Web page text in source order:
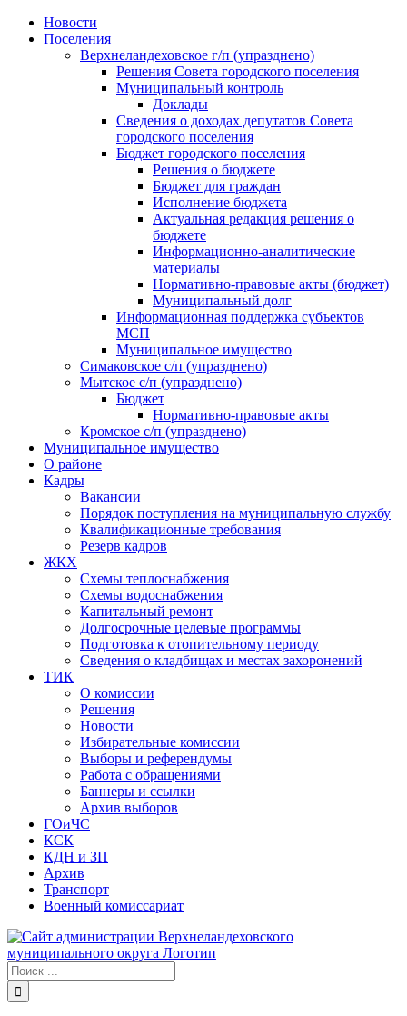
Skip
Новости
Поселения
Верхнеландеховское г/п (упразднено)
Решения Совета городского поселения
Муниципальный контроль
Доклады
Сведения о доходах депутатов Совета
городского поселения
Бюджет городского поселения
Решения о бюджете
Бюджет для граждан
Исполнение бюджета
Актуальная редакция решения о
бюджете
Информационно-аналитические
материалы
Нормативно-правовые акты (бюджет)
Муниципальный долг
Информационная поддержка субъектов
МСП
Муниципальное имущество
Симаковское с/п (упразднено)
Мытское с/п (упразднено)
Бюджет
Нормативно-правовые акты
Кромское с/п (упразднено)
Муниципальное имущество
О районе
Кадры
Вакансии
Порядок поступления на муниципальную службу
Квалификационные требования
Резерв кадров
ЖКХ
Схемы теплоснабжения
Схемы водоснабжения
Капитальный ремонт
Долгосрочные целевые программы
Подготовка к отопительному периоду
Сведения о кладбищах и местах захоронений
ТИК
О комиссии
Решения
Новости
Избирательные комиссии
Выборы и референдумы
Работа с обращениями
Баннеры и ссылки
Архив выборов
ГОиЧС
КСК
КДН и ЗП
Архив
Транспорт
Военный комиссариат
Результат
поиска: